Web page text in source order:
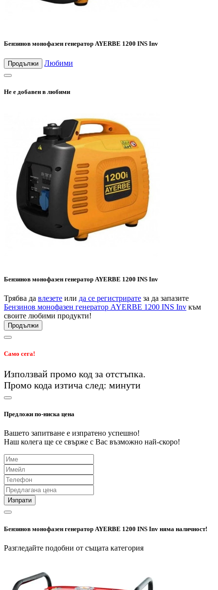
Бензинов монофазен генератор AYERBE 1200 INS Inv
Продължи Любими
Не е добавен в любими
Бензинов монофазен генератор AYERBE 1200 INS Inv
Трябва да влезете или да се регистрирате за да запазите
Бензинов монофазен генератор AYERBE 1200 INS Inv към
своите любими продукти!
Продължи
Само сега!
Използвай промо код за отстъпка.
Промо кода изтича след: минути
Предложи по-ниска цена
Вашето запитване е изпратено успешно!
Наш колега ще се свърже с Вас възможно най-скоро!
Изпрати
Бензинов монофазен генератор AYERBE 1200 INS Inv няма наличност!
Разгледайте подобни от същата категория